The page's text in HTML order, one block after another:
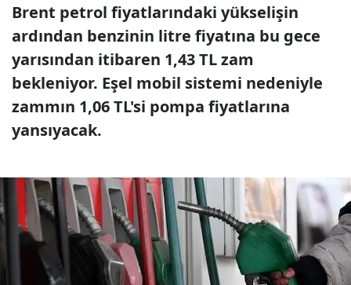
Brent petrol fiyatlarındaki yükselişin
ardından benzinin litre fiyatına bu gece
yarısından itibaren 1,43 TL zam
bekleniyor. Eşel mobil sistemi nedeniyle
zammın 1,06 TL'si pompa fiyatlarına
yansıyacak.